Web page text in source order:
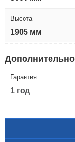
Высота
1905 мм
Дополнительно
Гарантия:
1 год